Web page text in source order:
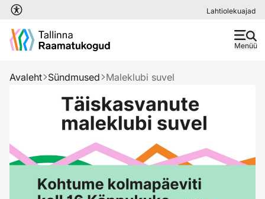
Liigu edasi põhisisu juurde Lahtiolekuajad
Menüü
Avaleht Sündmused Maleklubi suvel